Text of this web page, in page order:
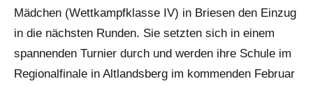
Mädchen (Wettkampfklasse IV) in Briesen den Einzug
in die nächsten Runden. Sie setzten sich in einem
spannenden Turnier durch und werden ihre Schule im
Regionalfinale in Altlandsberg im kommenden Februar